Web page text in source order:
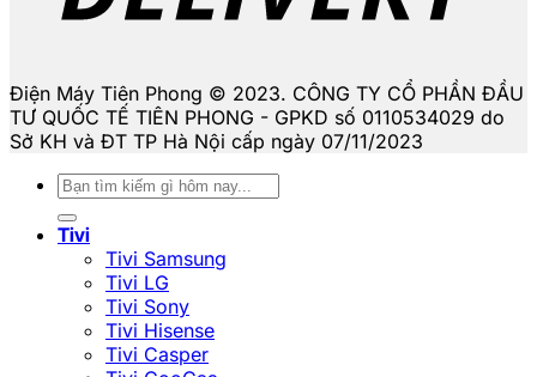
Điện Máy Tiên Phong © 2023. CÔNG TY CỔ PHẦN ĐẦU
TƯ QUỐC TẾ TIÊN PHONG - GPKD số 0110534029 do
Sở KH và ĐT TP Hà Nội cấp ngày 07/11/2023
Tìm
kiếm:
Tivi
Tivi Samsung
Tivi LG
Tivi Sony
Tivi Hisense
Tivi Casper